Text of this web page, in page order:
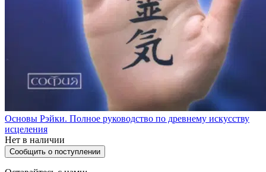
Основы Рэйки. Полное руководство по древнему искусству
исцеления
Нет в наличии
Сообщить о поступлении